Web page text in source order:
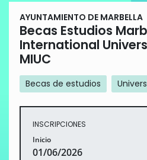
AYUNTAMIENTO DE MARBELLA
Becas Estudios
International
MIUC
Becas de estudios
INSCRIPCIONES
Inicio
01/06/2026